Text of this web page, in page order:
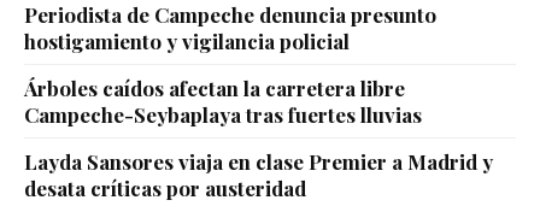
Periodista de Campeche denuncia presunto
hostigamiento y vigilancia policial
Árboles caídos afectan la carretera libre
Campeche-Seybaplaya tras fuertes lluvias
Layda Sansores viaja en clase Premier a Madrid y
desata críticas por austeridad